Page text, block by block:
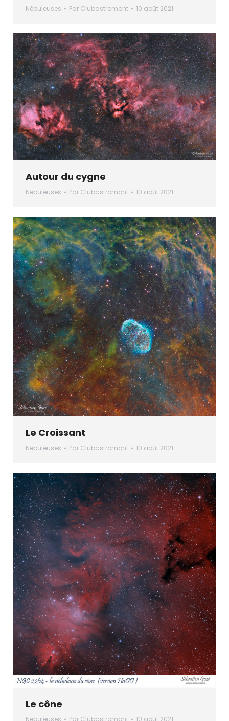
Nébuleuses Par Clubastromont 10 août 2021
Autour du cygne
Nébuleuses Par Clubastromont 10 août 2021
Le Croissant
Nébuleuses Par Clubastromont 10 août 2021
Le cône